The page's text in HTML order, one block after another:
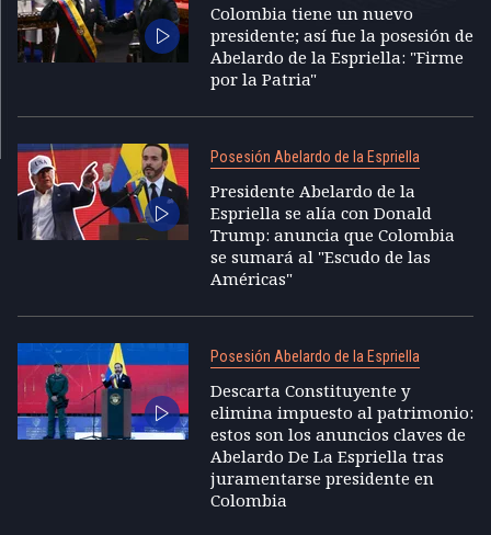
Colombia tiene un nuevo
presidente; así fue la posesión de
Abelardo de la Espriella: "Firme
por la Patria"
Posesión Abelardo de la Espriella
Presidente Abelardo de la
Espriella se alía con Donald
Trump: anuncia que Colombia
se sumará al "Escudo de las
Américas"
Posesión Abelardo de la Espriella
Descarta Constituyente y
elimina impuesto al patrimonio:
estos son los anuncios claves de
Abelardo De La Espriella tras
juramentarse presidente en
Colombia